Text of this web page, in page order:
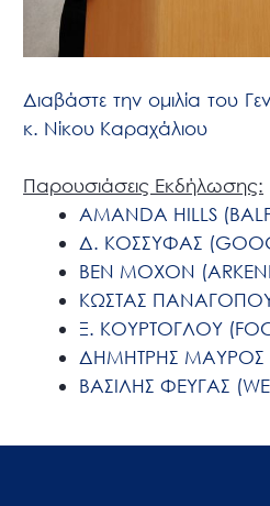
Διαβάστε την ομιλία του
κ. Νίκου Καραχάλιου
Παρουσιάσεις Εκδήλωσης:
AMANDA HILLS
Δ. KΟΣΣΥΦΑΣ
BEN MOXON
ΚΩΣΤΑΣ
Ξ. ΚΟΥΡΤΟΓΛΟΥ
ΔΗΜΗΤΡΗΣ ΜΑΥΡΟΣ
ΒΑΣΙΛΗΣ ΦΕΥΓΑΣ